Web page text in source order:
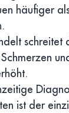
häufiger
schreitet
ist der